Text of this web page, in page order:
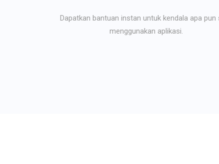
Dapatkan bantuan instan untuk kendala apa pun
menggunakan aplikasi.